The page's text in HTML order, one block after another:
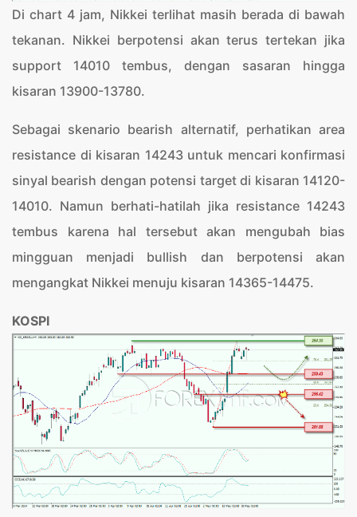
Di chart 4 jam, Nikkei terlihat masih berada di bawah
tekanan. Nikkei berpotensi akan terus tertekan jika
support 14010 tembus, dengan sasaran hingga
kisaran 13900-13780.
Sebagai skenario bearish alternatif, perhatikan area
resistance di kisaran 14243 untuk mencari konfirmasi
sinyal bearish dengan potensi target di kisaran 14120-
14010. Namun berhati-hatilah jika resistance 14243
tembus karena hal tersebut akan mengubah bias
mingguan menjadi bullish dan berpotensi akan
mengangkat Nikkei menuju kisaran 14365-14475.
KOSPI